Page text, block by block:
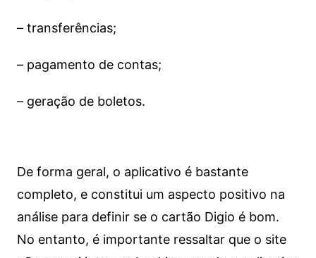
– transferências;
– pagamento de contas;
– geração de boletos.
De forma geral, o aplicativo é bastante
completo, e constitui um aspecto positivo na
análise para definir se o cartão Digio é bom.
No entanto, é importante ressaltar que o site